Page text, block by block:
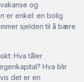
og
er enkel: en bolig
sjelden til å bære
Hva tåler
Hva blir
det er en